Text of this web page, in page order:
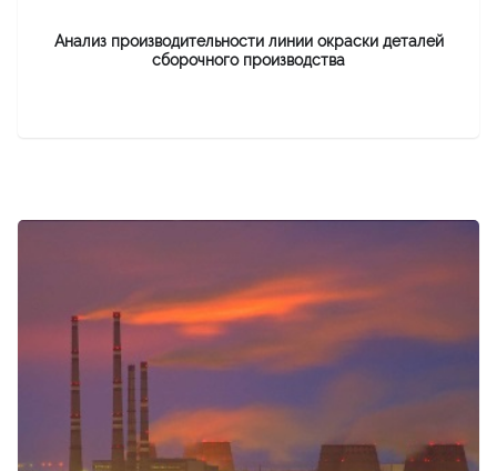
Анализ производительности линии окраски деталей
сборочного производства